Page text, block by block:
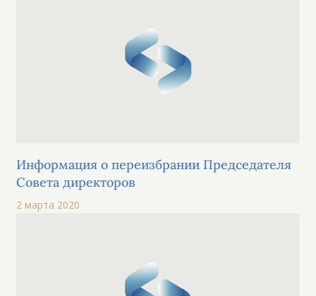
Информация о переизбрании Председателя
Совета директоров
2 марта 2020